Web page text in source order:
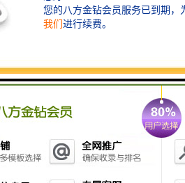
理位置上的交通优势。马来西亚
市场覆盖范围较广，有利于中国